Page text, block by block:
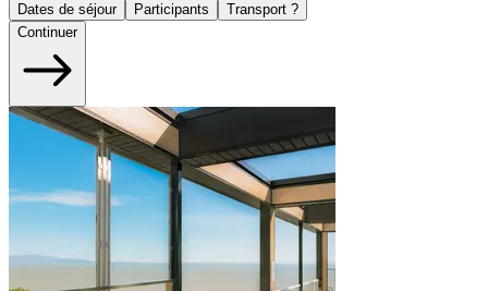
Dates de séjour Participants
Transport ?
Continuer